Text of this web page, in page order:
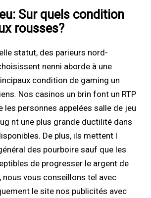
Sur quels condition
rousses?
statut, des parieurs nord-
nenni aborde à une
condition de gaming un
Nos casinos un brin font un RTP
les personnes appelées salle de jeu
nt une plus grande ductilité dans
De plus, ils mettent í
des pourboire sauf que les
de progresser le argent de
nous vous conseillons tel avec
le site nos publicités avec